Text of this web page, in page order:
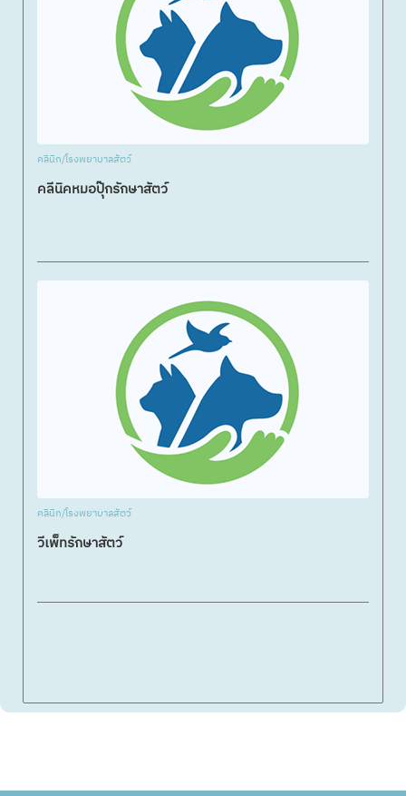
คลินิก/โรงพยาบาลสัตว์
คลีนิคหมอปุ๊กรักษาสัตว์
คลินิก/โรงพยาบาลสัตว์
วีเพ็ทรักษาสัตว์